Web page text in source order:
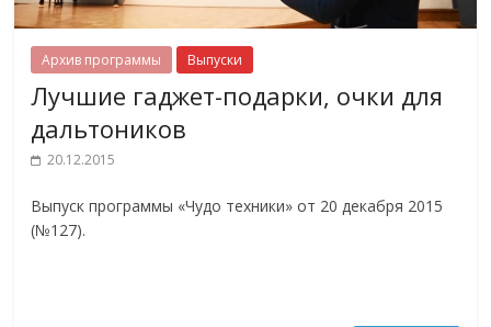
Архив программы Выпуски
Лучшие гаджет-подарки, очки для
дальтоников
20.12.2015
Выпуск программы «Чудо техники» от 20 декабря 2015
(№127).